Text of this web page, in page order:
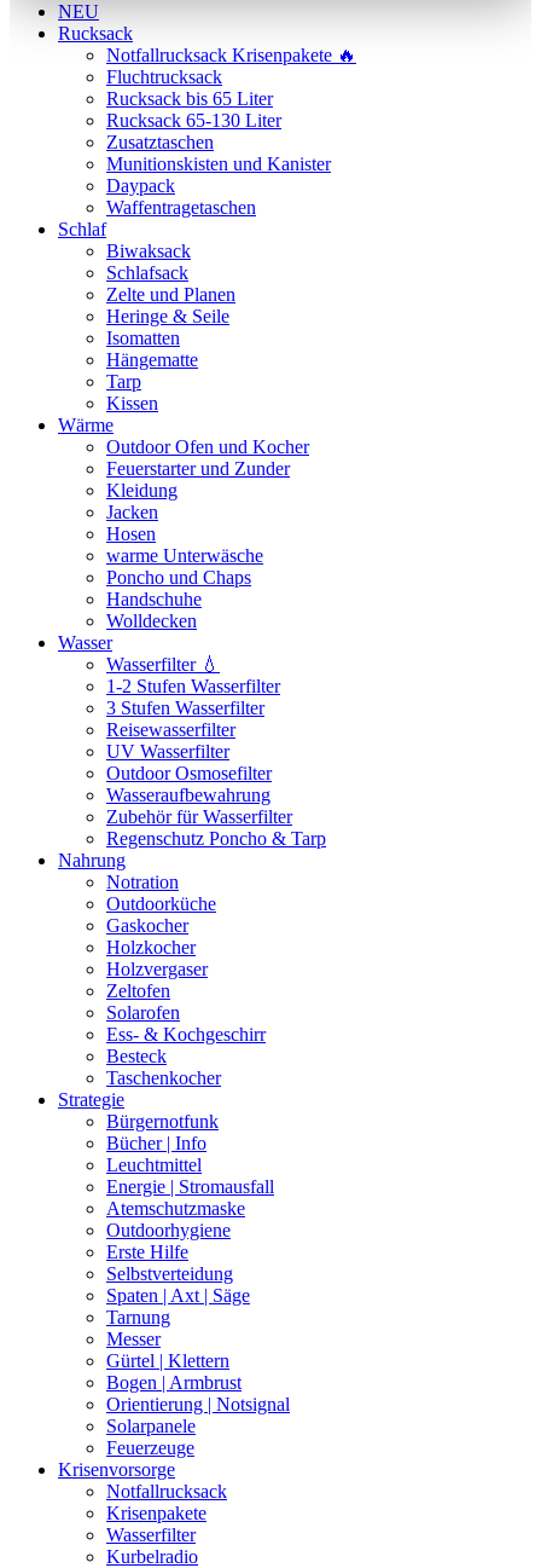
NEU
Rucksack
Notfallrucksack Krisenpakete 🔥
Fluchtrucksack
Rucksack bis 65 Liter
Rucksack 65-130 Liter
Zusatztaschen
Munitionskisten und Kanister
Daypack
Waffentragetaschen
Schlaf
Biwaksack
Schlafsack
Zelte und Planen
Heringe & Seile
Isomatten
Hängematte
Tarp
Kissen
Wärme
Outdoor Ofen und Kocher
Feuerstarter und Zunder
Kleidung
Jacken
Hosen
warme Unterwäsche
Poncho und Chaps
Handschuhe
Wolldecken
Wasser
Wasserfilter 💧
1-2 Stufen Wasserfilter
3 Stufen Wasserfilter
Reisewasserfilter
UV Wasserfilter
Outdoor Osmosefilter
Wasseraufbewahrung
Zubehör für Wasserfilter
Regenschutz Poncho & Tarp
Nahrung
Notration
Outdoorküche
Gaskocher
Holzkocher
Holzvergaser
Zeltofen
Solarofen
Ess- & Kochgeschirr
Besteck
Taschenkocher
Strategie
Bürgernotfunk
Bücher | Info
Leuchtmittel
Energie | Stromausfall
Atemschutzmaske
Outdoorhygiene
Erste Hilfe
Selbstverteidung
Spaten | Axt | Säge
Tarnung
Messer
Gürtel | Klettern
Bogen | Armbrust
Orientierung | Notsignal
Solarpanele
Feuerzeuge
Krisenvorsorge
Notfallrucksack
Krisenpakete
Wasserfilter
Kurbelradio